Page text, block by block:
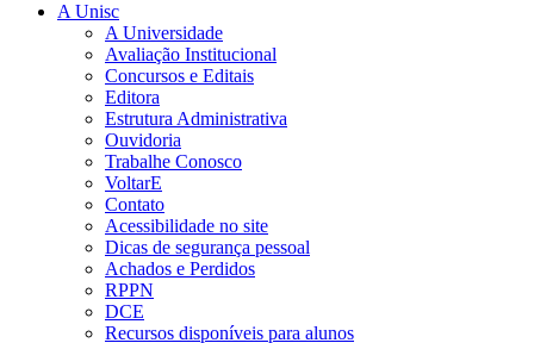
A Unisc
A Universidade
Avaliação Institucional
Concursos e Editais
Editora
Estrutura Administrativa
Ouvidoria
Trabalhe Conosco
VoltarE
Contato
Acessibilidade no site
Dicas de segurança pessoal
Achados e Perdidos
RPPN
DCE
Recursos disponíveis para alunos